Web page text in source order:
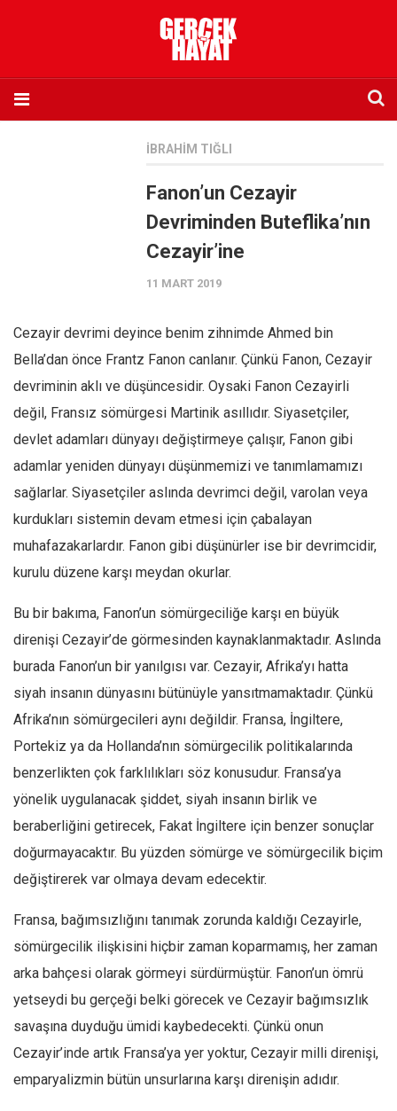
Abone olmak istiyorum
Satış noktası listesi
Twitter
Facebook
Instagram
YouTube
Editörden
Yazarlar
Yvonne Ridley
Barış Tarımcıoğlu
Ömer Kayani
Yusuf Armağan
Leyla Şerif Emin
Selçuk Türkyılmaz
Mehmet Ali Tekin
Abir E. Nahas
Amina S. Jenenkovic
Bağdagül Öz
Esra Elönü
» Yazar arşivi
Bu Sayı
Tüm Sayılar
Kategoriler
İBRAHIM TIĞLI
Fanon’un Cezayir
Devriminden Buteflika’nın
Cezayir’ine
11 MART 2019
Cezayir devrimi deyince benim zihnimde Ahmed bin
Bella’dan önce Frantz Fanon canlanır. Çünkü Fanon, Cezayir
devriminin aklı ve düşüncesidir. Oysaki Fanon Cezayirli
değil, Fransız sömürgesi Martinik asıllıdır. Siyasetçiler,
devlet adamları dünyayı değiştirmeye çalışır, Fanon gibi
adamlar yeniden dünyayı düşünmemizi ve tanımlamamızı
sağlarlar. Siyasetçiler aslında devrimci değil, varolan veya
kurdukları sistemin devam etmesi için çabalayan
muhafazakarlardır. Fanon gibi düşünürler ise bir devrimcidir,
kurulu düzene karşı meydan okurlar.
Bu bir bakıma, Fanon’un sömürgeciliğe karşı en büyük
direnişi Cezayir’de görmesinden kaynaklanmaktadır. Aslında
burada Fanon’un bir yanılgısı var. Cezayir, Afrika’yı hatta
siyah insanın dünyasını bütünüyle yansıtmamaktadır. Çünkü
Afrika’nın sömürgecileri aynı değildir. Fransa, İngiltere,
Portekiz ya da Hollanda’nın sömürgecilik politikalarında
benzerlikten çok farklılıkları söz konusudur. Fransa’ya
yönelik uygulanacak şiddet, siyah insanın birlik ve
beraberliğini getirecek, Fakat İngiltere için benzer sonuçlar
doğurmayacaktır. Bu yüzden sömürge ve sömürgecilik biçim
değiştirerek var olmaya devam edecektir.
Fransa, bağımsızlığını tanımak zorunda kaldığı Cezayirle,
sömürgecilik ilişkisini hiçbir zaman koparmamış, her zaman
arka bahçesi olarak görmeyi sürdürmüştür. Fanon’un ömrü
yetseydi bu gerçeği belki görecek ve Cezayir bağımsızlık
savaşına duyduğu ümidi kaybedecekti. Çünkü onun
Cezayir’inde artık Fransa’ya yer yoktur, Cezayir milli direnişi,
emparyalizmin bütün unsurlarına karşı direnişin adıdır.